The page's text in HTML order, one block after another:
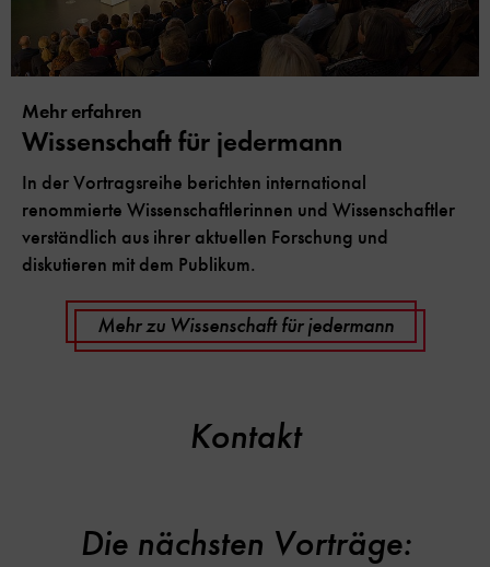
Mehr erfahren
Wissenschaft für jedermann
In der Vortragsreihe berichten international
renommierte Wissenschaftlerinnen und Wissenschaftler
verständlich aus ihrer aktuellen Forschung und
diskutieren mit dem Publikum.
Mehr zu Wissenschaft für jedermann
Kontakt
Die nächsten Vorträge: